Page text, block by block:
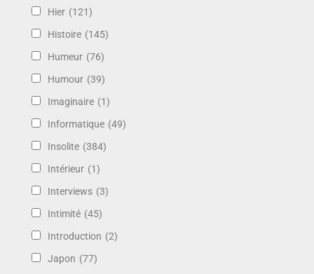
Hier (121)
Histoire (145)
Humeur (76)
Humour (39)
Imaginaire (1)
Informatique (49)
Insolite (384)
Intérieur (1)
Interviews (3)
Intimité (45)
Introduction (2)
Japon (77)